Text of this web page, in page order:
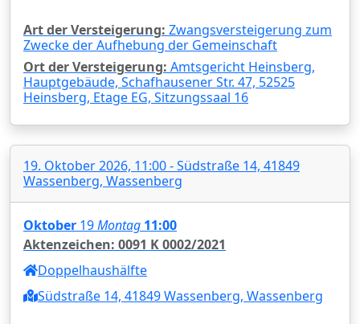
Art der Versteigerung: Zwangsversteigerung zum
Zwecke der Aufhebung der Gemeinschaft
Ort der Versteigerung: Amtsgericht Heinsberg,
Hauptgebäude, Schafhausener Str. 47, 52525
Heinsberg, Etage EG, Sitzungssaal 16
19. Oktober 2026, 11:00 - Südstraße 14, 41849
Wassenberg, Wassenberg
Oktober 19Montag 11:00
Aktenzeichen: 0091 K 0002/2021
Doppelhaushälfte
Südstraße 14, 41849 Wassenberg, Wassenberg